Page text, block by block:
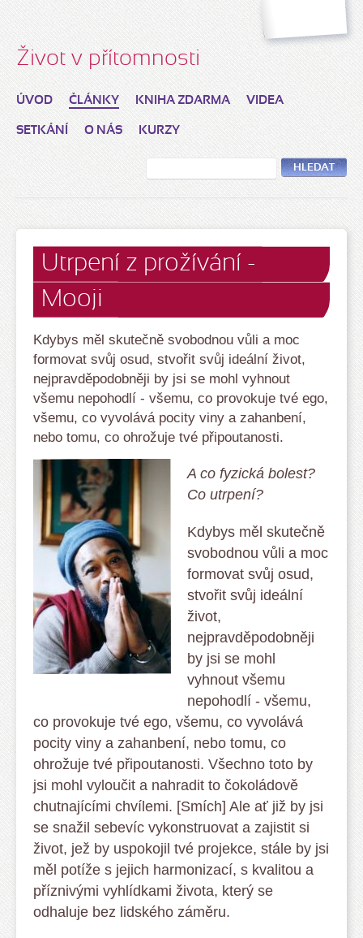
Život v přítomnosti
ÚVOD ČLÁNKY KNIHA ZDARMA VIDEA
SETKÁNÍ O NÁS KURZY
HLEDAT
Utrpení z prožívání -
Mooji
Kdybys měl skutečně svobodnou vůli a moc
formovat svůj osud, stvořit svůj ideální život,
nejpravděpodobněji by jsi se mohl vyhnout
všemu nepohodlí - všemu, co provokuje tvé ego,
všemu, co vyvolává pocity viny a zahanbení,
nebo tomu, co ohrožuje tvé připoutanosti.
A co fyzická bolest?
Co utrpení?
Kdybys měl skutečně
svobodnou vůli a moc
formovat svůj osud,
stvořit svůj ideální
život,
nejpravděpodobněji
by jsi se mohl
vyhnout všemu
nepohodlí - všemu,
co provokuje tvé ego, všemu, co vyvolává
pocity viny a zahanbení, nebo tomu, co
ohrožuje tvé připoutanosti. Všechno toto by
jsi mohl vyloučit a nahradit to čokoládově
chutnajícími chvílemi. [Smích] Ale ať již by jsi
se snažil sebevíc vykonstruovat a zajistit si
život, jež by uspokojil tvé projekce, stále by jsi
měl potíže s jejich harmonizací, s kvalitou a
příznivými vyhlídkami života, který se
odhaluje bez lidského záměru.